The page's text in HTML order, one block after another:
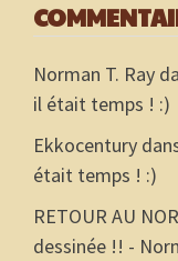
Norman T. Ray
il était temps ! :)
Ekkocentury
était temps ! :)
RETOUR AU
dessinée !! -